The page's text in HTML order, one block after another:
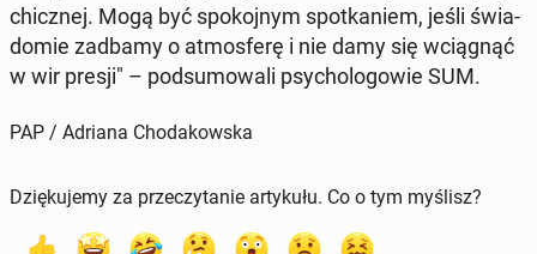
chicz­nej. Mogą być spo­koj­nym spo­tka­niem, jeśli świa­
do­mie zadbamy o at­mos­fe­rę i nie damy się wcią­gnąć
w wir presji" – pod­su­mo­wa­li psy­cho­lo­go­wie SUM.
PAP / Adriana Chodakowska
Dziękujemy za przeczytanie artykułu. Co o tym myślisz?